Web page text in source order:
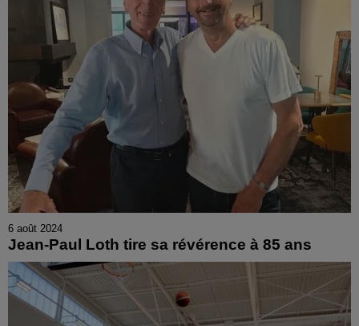
6 août 2024
Jean-Paul Loth tire sa révérence à 85 ans